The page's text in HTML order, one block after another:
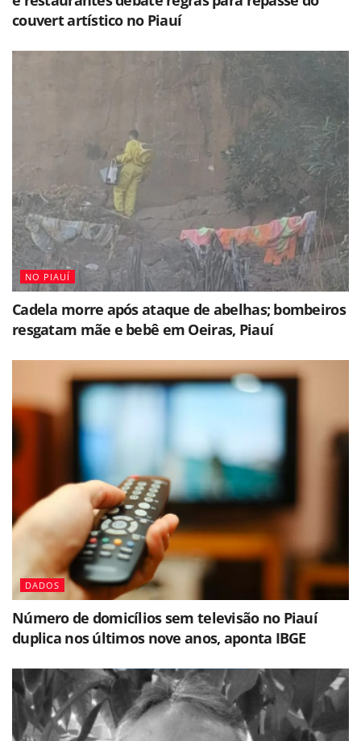
couvert artístico no Piauí
NO PIAUÍ
Cadela morre após ataque de abelhas; bombeiros
resgatam mãe e bebê em Oeiras, Piauí
DADOS
Número de domicílios sem televisão no Piauí
duplica nos últimos nove anos, aponta IBGE